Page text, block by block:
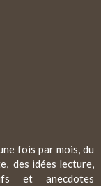
fois par mois, du
des idées lecture,
et anecdotes